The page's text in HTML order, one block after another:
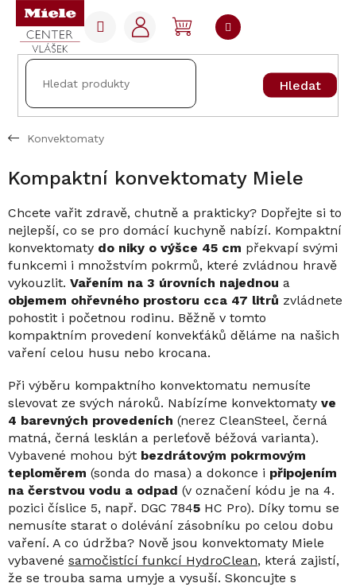
Přejít
obsah
Hledat
NÁKUPNÍ
KOŠÍK
Konvektomaty
Kompaktní konvektomaty Miele
Chcete vařit zdravě, chutně a prakticky? Dopřejte si to
nejlepší, co se pro domácí kuchyně nabízí. Kompaktní
konvektomaty do niky o výšce 45 cm překvapí svými
funkcemi i množstvím pokrmů, které zvládnou hravě
vykouzlit. Vařením na 3 úrovních najednou a
objemem ohřevného prostoru cca 47 litrů zvládnete
pohostit i početnou rodinu. Běžně v tomto
kompaktním provedení konvekťáků děláme na našich
vaření celou husu nebo krocana.
Při výběru kompaktního konvektomatu nemusíte
slevovat ze svých nároků. Nabízíme konvektomaty ve
4 barevných provedeních (nerez CleanSteel, černá
matná, černá lesklán a perleťově béžová varianta).
Vybavené mohou být bezdrátovým pokrmovým
teploměrem (sonda do masa) a dokonce i připojením
na čerstvou vodu a odpad (v označení kódu je na 4.
pozici číslice 5, např. DGC 7845 HC Pro). Díky tomu se
nemusíte starat o dolévání zásobníku po celou dobu
vaření. A co údržba? Nově jsou konvektomaty Miele
vybavené samočistící funkcí HydroClean, která zajistí,
že se trouba sama umyje a vysuší. Skoncujte s